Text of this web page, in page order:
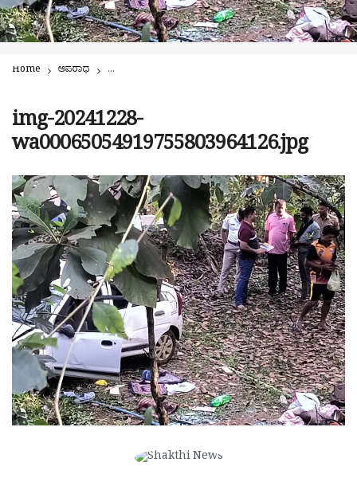
Home ಅಪರಾಧ ಪರ್ಲಡ್ಕ ಜಂಕ್ಷನ್’ನಲ್ಲಿ ಹೊಂಡಕ್ಕೆ ಉರುಳಿದ ಕಾರು! ಸುಳ್ಯ ಮೂಲದ ಮೂವರು
img-20241228-
wa00065054919755803964126.jpg